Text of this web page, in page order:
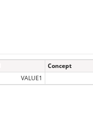
Concept
VALUE1